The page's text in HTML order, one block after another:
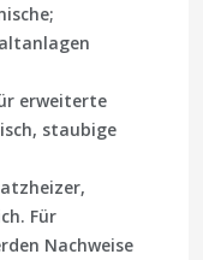
erweiterte
staubige
Für
Nachweise